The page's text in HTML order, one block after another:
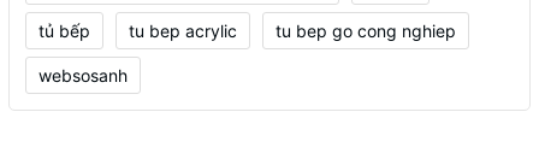
tủ bếp tu bep acrylic tu bep go cong nghiep
websosanh